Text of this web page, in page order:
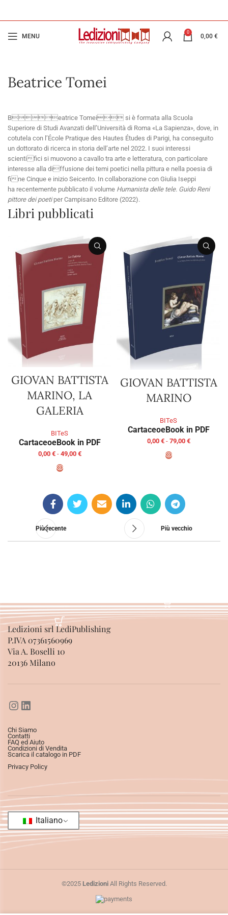
MENU
0
0,00 €
Beatrice Tomei
Beatrice Tomei si è formata alla Scuola
Superiore di Studi Avanzati dell’Università di Roma «La Sapienza», dove, in
cotutela con l’École Pratique des Hautes Études di Parigi, ha conseguito
un dottorato di ricerca in storia dell’arte nel 2022. I suoi interessi
scientifici si muovono a cavallo tra arte e letteratura, con particolare
interesse alla diffusione dei temi poetici nella pittura e nella poesia di
fine Cinque e inizio Seicento. In collaborazione con Giulia Iseppi
ha recentemente pubblicato il volume Humanista delle tele. Guido Reni
pittore dei poetiper Campisano Editore (2022).
Libri pubblicati
GIOVAN BATTISTA
MARINO, LA
GALERIA
BITeS
CartaceoeBook in PDF
0,00 € - 49,00 €
GIOVAN BATTISTA
MARINO
BITeS
CartaceoeBook in PDF
0,00 € - 79,00 €
Più recente Più vecchio
Ledizioni srl LediPublishing
P.IVA 07361560969
Via A. Boselli 10
20136 Milano
Chi Siamo
Contatti
FAQ ed Aiuto
Condizioni di Vendita
Scarica il catalogo in PDF
Privacy Policy
Italiano
©2025 LedizioniAll Rights Reserved.